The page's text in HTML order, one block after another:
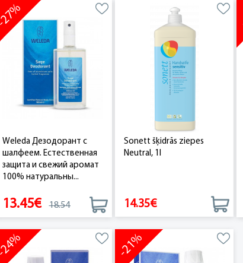
Weleda Дезодорант с
шалфеем. Естественная
защита и свежий аромат
100% натуральны...
-27%
13.45€ 18.54
Sonett šķidrās ziepes
Neutral, 1l
14.35€
-24% -21%